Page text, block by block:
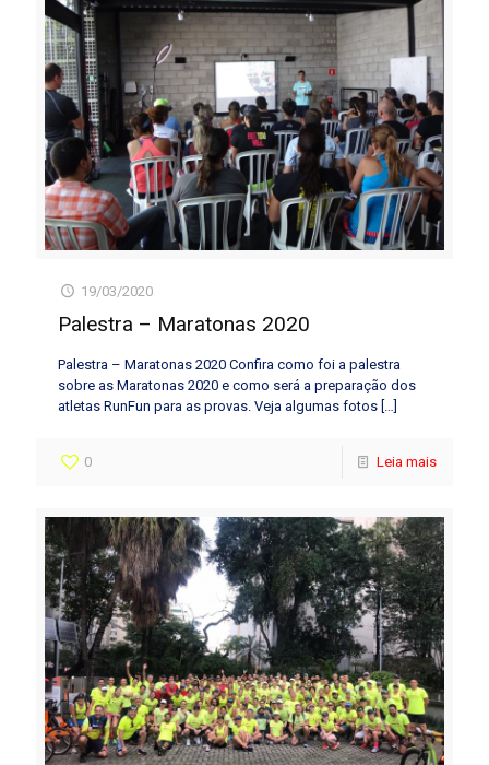
19/03/2020
Palestra – Maratonas 2020
Palestra – Maratonas 2020 Confira como foi a palestra
sobre as Maratonas 2020 e como será a preparação dos
atletas RunFun para as provas. Veja algumas fotos […]
0 Leia mais